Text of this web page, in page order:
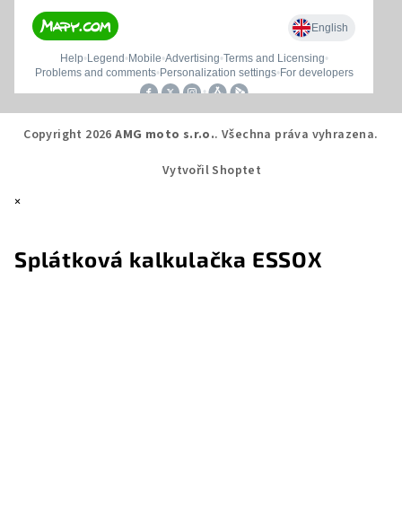
Copyright 2026AMG moto s.r.o.. Všechna práva vyhrazena.
Vytvořil Shoptet
×
Splátková kalkulačka ESSOX